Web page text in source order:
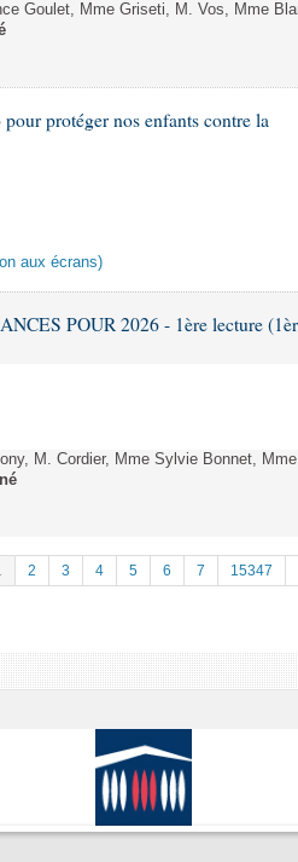
Goulet, Mme Griseti, M. Vos, Mme
protéger nos enfants contre la
aux écrans)
POUR 2026 - 1ère lecture
M. Cordier, Mme Sylvie Bonnet, Mme
2 3 4 5 6 7 15347